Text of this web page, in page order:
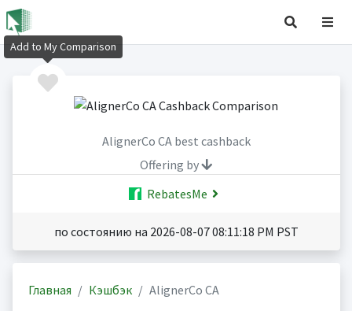
AlignerCo CA best cashback
Offering by
RebatesMe
по состоянию на 2026-08-07 08:11:18 PM PST
Главная Кэшбэк AlignerCo CA
Add to My Comparison